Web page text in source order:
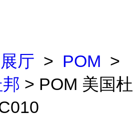
厅 > POM >
> POM 美国杜